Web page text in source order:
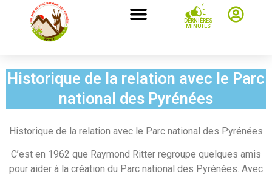
DERNIÈRES
MINUTES
Historique de la relation avec le Parc
national des Pyrénées
Historique de la relation avec le Parc national des Pyrénées
C’est en 1962 que Raymond Ritter regroupe quelques amis
pour aider à la création du Parc national des Pyrénées. Avec